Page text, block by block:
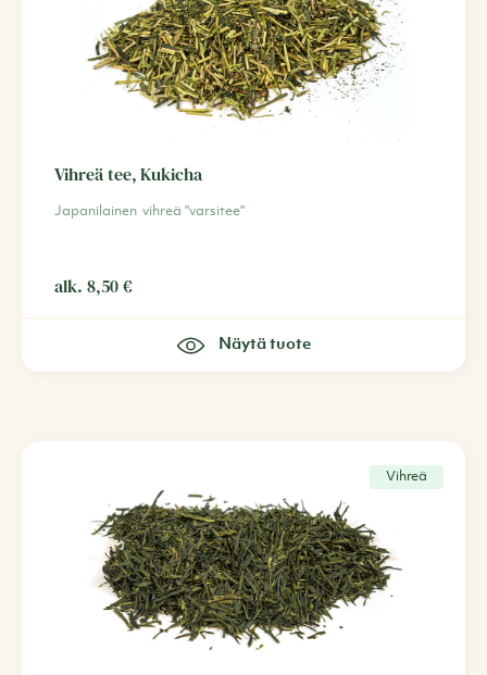
Vihreä tee, Kukicha
Japanilainen vihreä "varsitee"
alk. 8,50€
Näytä tuote
Vihreä